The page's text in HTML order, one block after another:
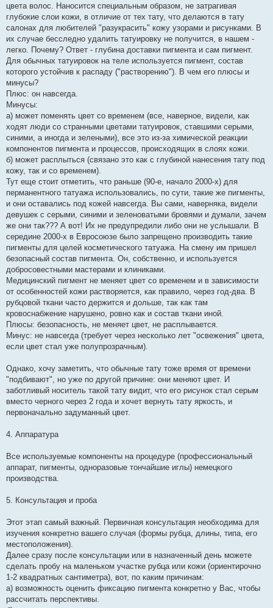
цвета волос. Наносится специальным образом, не затрагивая
глубокие слои кожи, в отличие от тех тату, что делаются в тату
салонах для любителей "разукрасить" кожу узорами и рисунками. В
их случае бесследно удалить татуировку не получится, в нашем -
легко. Почему? Ответ - глубина доставки пигмента и сам пигмент.
Для обычных татуировок на теле используется пигмент, состав
которого устойчив к распаду ("растворению"). В чем его плюсы и
минусы?
Плюс: он навсегда.
Минусы:
а) может поменять цвет со временем (все, наверное, видели, как
ходят люди со странными цветами татуировок, ставшими серыми,
синими, а иногда и зелеными), все это из-за химической реакции
компонентов пигмента и процессов, происходящих в слоях кожи.
б) может расплыться (связано это как с глубиной нанесения тату под
кожу, так и со временем).
Тут еще стоит отметить, что раньше (90-е, начало 2000-х) для
перманентного татуажа использовались, по сути, такие же пигменты,
и они оставались под кожей навсегда. Вы сами, наверняка, видели
девушек с серыми, синими и зеленоватыми бровями и думали, зачем
же они так??? А вот! Их не предупредили либо они не услышали. В
середине 2000-х в Евросоюзе было запрещено производить такие
пигменты для целей косметического татуажа. На смену им пришел
безопасный состав пигмента. Он, собственно, и используется
добросовестными мастерами и клиниками.
Медицинский пигмент не меняет цвет со временем и в зависимости
от особенностей кожи растворяется, как правило, через год-два. В
рубцовой ткани часто держится и дольше, так как там
кровоснабжение нарушено, ровно как и состав ткани иной.
Плюсы: безопасность, не меняет цвет, не расплывается.
Минус: не навсегда (требует через несколько лет "освежения" цвета,
если цвет стал уже полупрозрачным).
Однако, хочу заметить, что обычные тату тоже время от времени
"подбивают", но уже по другой причине: они меняют цвет. И
заботливый носитель такой тату видит, что его рисунок стал серым
вместо черного через 2 года и хочет вернуть тату яркость, и
первоначально задуманный цвет.
4. Аппаратура
Все используемые компоненты на процедуре (профессиональный
аппарат, пигменты, одноразовые тончайшие иглы) немецкого
производства.
5. Консультация и проба
Этот этап самый важный. Первичная консультация необходима для
изучения конкретно вашего случая (формы рубца, длины, типа, его
местоположения).
Далее сразу после консультации или в назначенный день можете
сделать пробу на маленьком участке рубца или кожи (ориентирочно
1-2 квадратных сантиметра), вот, по каким причинам:
а) возможность оценить фиксацию пигмента конкретно у Вас, чтобы
рассчитать перспективы.